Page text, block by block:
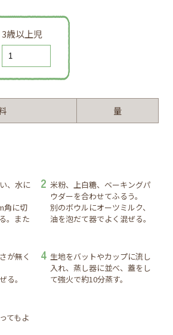
3歳以上児
量
、水に
角に切
。また
米粉、上白糖、ベーキングパ
ウダーを合わせてふるう。
別のボウルにオーツミルク、
油を泡だて器でよく混ぜる。
が無く
る。
生地をバットやカップに流し
入れ、蒸し器に並べ、蓋をし
て強火で約10分蒸す。
てもよ